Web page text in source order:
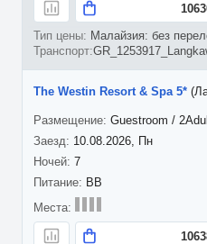
Малайзия: без
10.08.2026, Пн
7
The Westin Resort & Spa 5*
Guestroom /
BB